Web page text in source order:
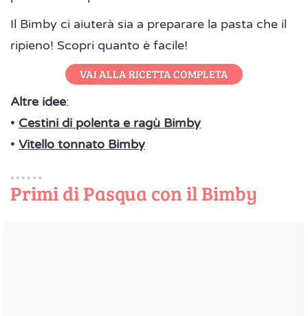
Il Bimby ci aiuterà sia a preparare la pasta che il
ripieno! Scopri quanto è facile!
VAI ALLA RICETTA COMPLETA
Altre idee:
• Cestini di polenta e ragù Bimby
• Vitello tonnato Bimby
Primi di Pasqua con il Bimby